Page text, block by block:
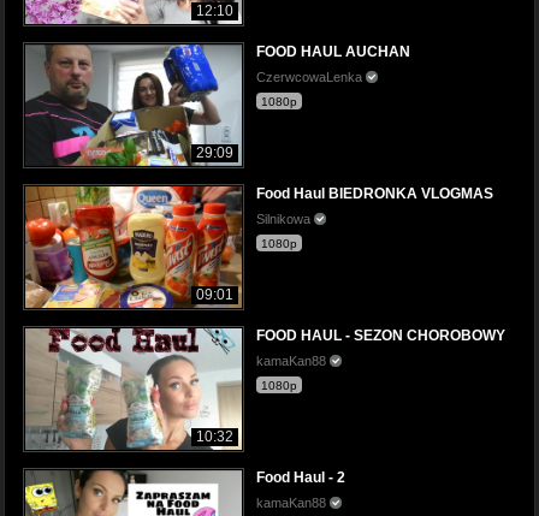
12:10
29:09
FOOD HAUL AUCHAN
CzerwcowaLenka
1080p
09:01
Food Haul BIEDRONKA VLOGMAS
Silnikowa
1080p
10:32
FOOD HAUL - SEZON CHOROBOWY
kamaKan88
1080p
Food Haul - 2
kamaKan88